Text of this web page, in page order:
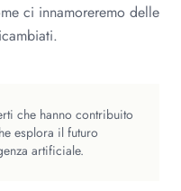
ci innamoreremo delle
che hanno contribuito
esplora il futuro
artificiale.